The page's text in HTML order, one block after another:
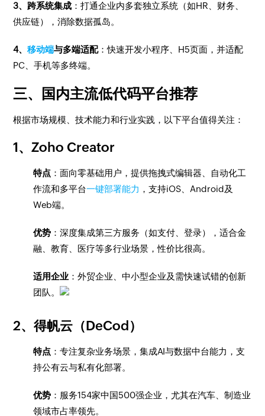
3、跨系统集成 ：打通企业内多套独立系统（如HR、财务、
供应链），消除数据孤岛。
4、移动端与多端适配：快速开发小程序、H5页面，并适配
PC、手机等多终端。
三、国内主流低代码平台推荐
根据市场规模、技术能力和行业实践，以下平台值得关注：
1、Zoho Creator
特点 ：面向零基础用户，提供拖拽式编辑器、自动化工
作流和多平台一键部署能力 ，支持iOS、Android及
Web端。
优势 ：深度集成第三方服务（如支付、登录），适合金
融、教育、医疗等多行业场景，性价比很高。
适用企业 ：外贸企业、中小型企业及需快速试错的创新
团队。
2、得帆云（DeCod）
特点 ：专注复杂业务场景，集成AI与数据中台能力，支
持公有云与私有化部署。
优势 ：服务154家中国500强企业，尤其在汽车、制造业
领域市占率领先。